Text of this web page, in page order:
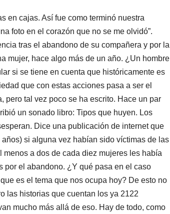
en cajas. Así fue como terminó nuestra
foto en el corazón que no se me olvidó”.
tras el abandono de su compañera y por la
mujer, hace algo más de un año. ¿Un hombre
si se tiene en cuenta que históricamente es
que con estas acciones pasa a ser el
pero tal vez poco se ha escrito. Hace un par
un sonado libro: Tipos que huyen. Los
Dice una publicación de internet que
si alguna vez habían sido víctimas de las
a dos de cada diez mujeres les había
por el abandono. ¿Y qué pasa en el caso
es el tema que nos ocupa hoy? De esto no
las historias que cuentan los ya 2122
mucho más allá de eso. Hay de todo, como